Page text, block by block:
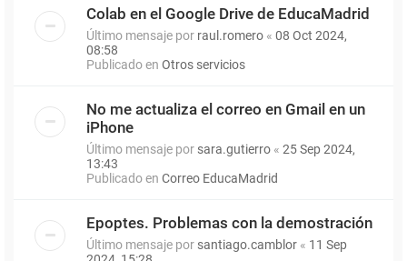
Colab en el Google Drive de EducaMadrid
Último mensaje por raul.romero « 08 Oct 2024,
08:58
Publicado en Otros servicios
No me actualiza el correo en Gmail en un
iPhone
Último mensaje por sara.gutierro « 25 Sep 2024,
13:43
Publicado en Correo EducaMadrid
Epoptes. Problemas con la demostración
Último mensaje por santiago.camblor « 11 Sep